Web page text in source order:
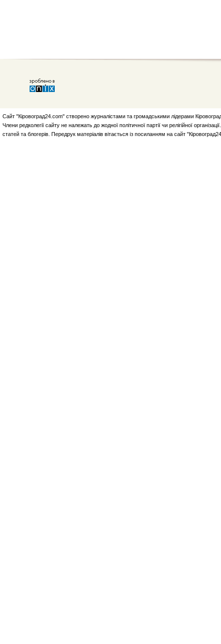
Сайт "Кіровоград24.com" створено журналістами та громадськими лідерами
Члени редколегії сайту не належать до жодної політичної партії чи релігійної
статей та блогерів. Передрук матеріалів вітається із посиланням на сайт